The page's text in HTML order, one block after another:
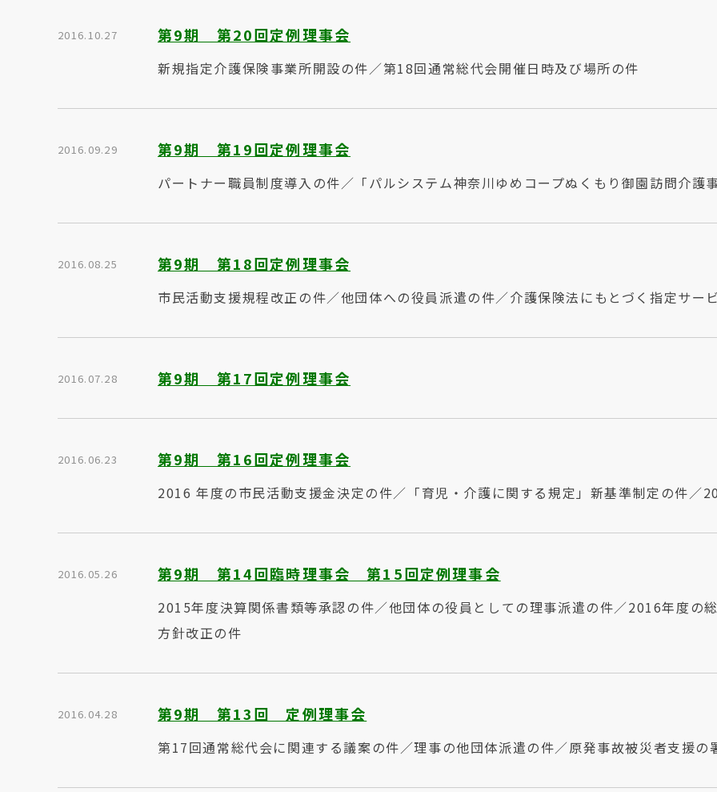
2016.10.27 第9期 第20回定例理事会
新規指定介護保険事業所開設の件／第18回通常総代会開催日時及び場所の件
2016.09.29 第9期 第19回定例理事会
パートナー職員制度導入の件／「パルシステム神奈川ゆめコープぬくもり御園訪問介護
2016.08.25 第9期 第18回定例理事会
市民活動支援規程改正の件／他団体への役員派遣の件／介護保険法にもとづく指定サー
2016.07.28 第9期 第17回定例理事会
2016.06.23 第9期 第16回定例理事会
2016 年度の市民活動支援金決定の件／「育児・介護に関する規定」新基準制定の件／
2016.05.26 第9期 第14回臨時理事会 第15回定例理事会
2015年度決算関係書類等承認の件／他団体の役員としての理事派遣の件／2016年度の
方針改正の件
2016.04.28 第9期 第13回 定例理事会
第17回通常総代会に関連する議案の件／理事の他団体派遣の件／原発事故被災者支援